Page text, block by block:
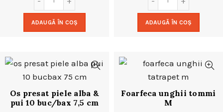
ADAUGĂ ÎN COȘ ADAUGĂ ÎN COȘ
Os presat piele alba &
pui 10 buc/bax 7,5 cm
Foarfeca unghii tommi
M